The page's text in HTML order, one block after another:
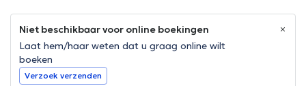
Niet beschikbaar voor online boekingen
Laat hem/haar weten dat u graag online wilt
boeken
Verzoek verzenden